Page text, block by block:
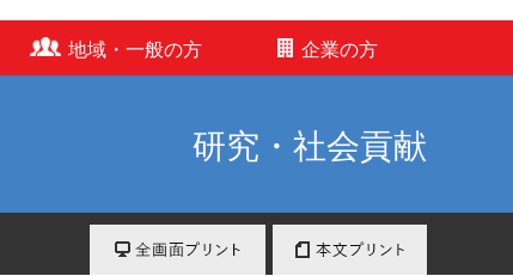
地域・一般の方 企業の方
研究・社会貢献